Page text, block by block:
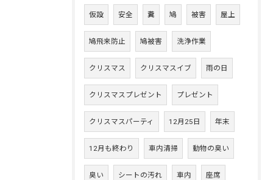
仮設 安全 糞 鳩 被害 屋上
鳩飛来防止 鳩被害 洗浄作業
クリスマス クリスマスイブ 雨の日
クリスマスプレゼント プレゼント
クリスマスパーティ 12月25日 年末
12月も終わり 車内清掃 動物の臭い
臭い シートの汚れ 車内 座席